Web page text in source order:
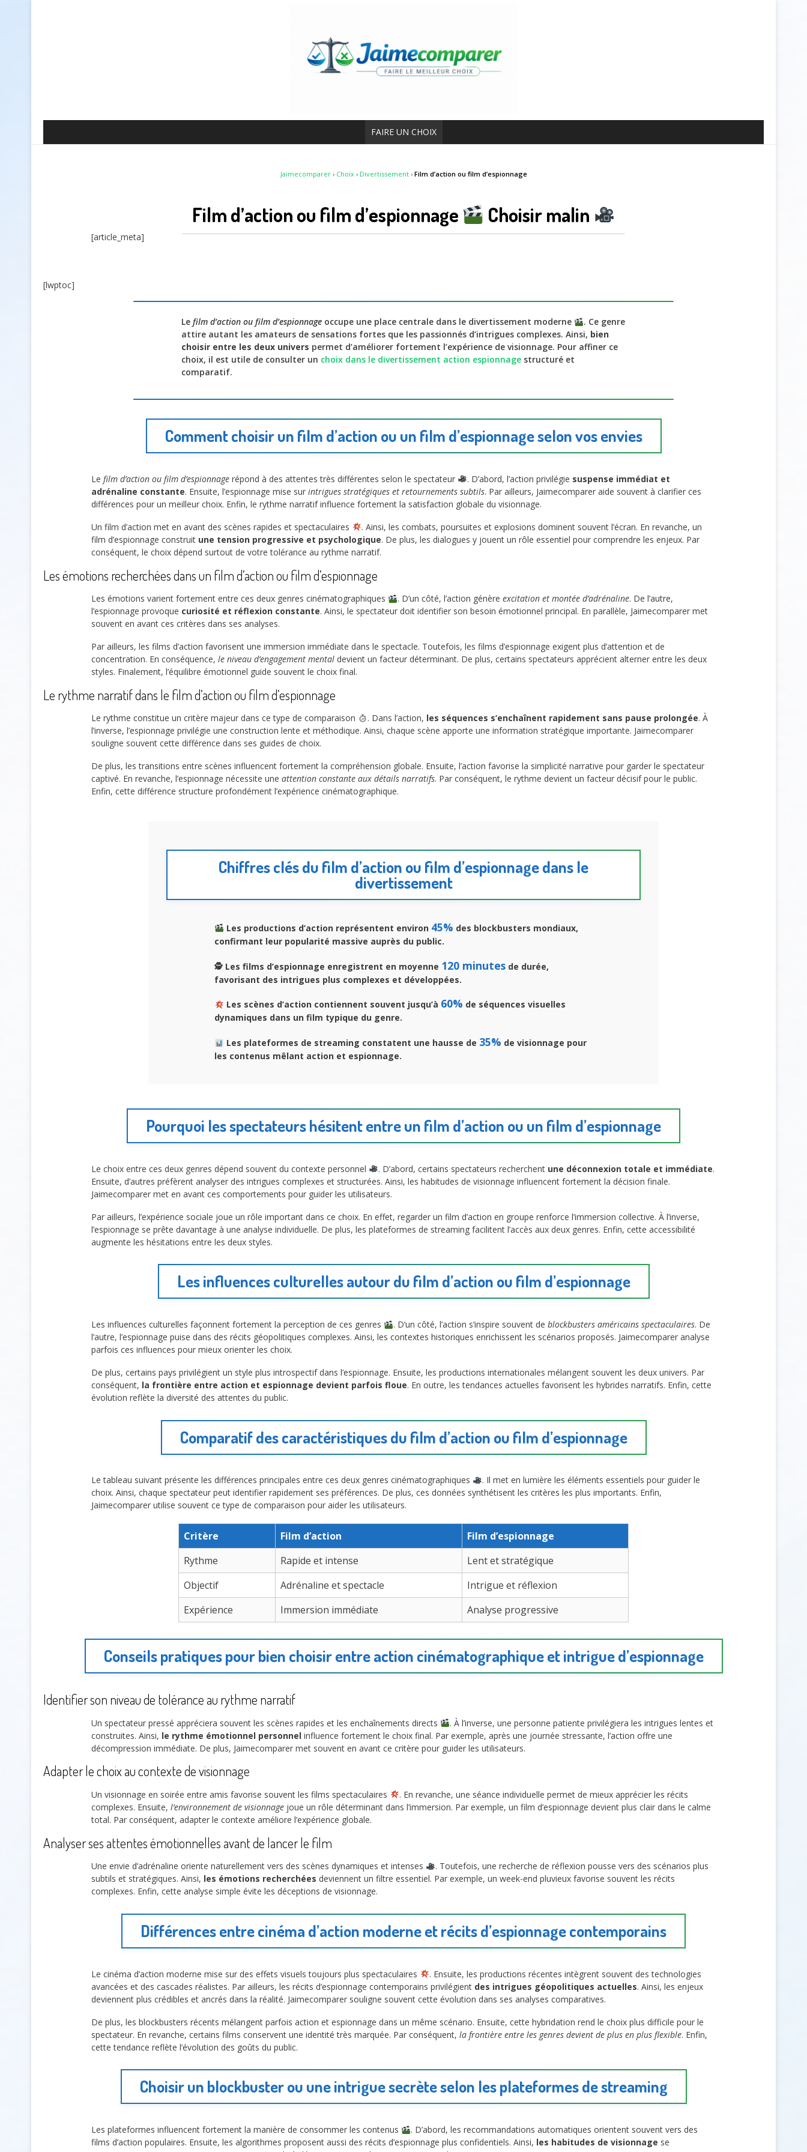
FAIRE UN CHOIX
Jaimecomparer› Choix› Divertissement› Film d’action ou film d’espionnage
Film d’action ou film d’espionnage Choisir malin
[article_meta]
[lwptoc]
Le film d’action ou film d’espionnage occupe une place centrale dans le divertissement moderne
. Ce genre
attire autant les amateurs de sensations fortes que les passionnés d’intrigues complexes. Ainsi, bien
choisir entre les deux univers permet d’améliorer fortement l’expérience de visionnage. Pour affiner ce
choix, il est utile de consulter un choix dans le divertissement action espionnage structuré et
comparatif.
Comment choisir un film d’action ou un film d’espionnage selon vos envies
Le film d’action ou film d’espionnage répond à des attentes très différentes selon le spectateur . D’abord, l’action privilégie suspense immédiat et
adrénaline constante. Ensuite, l’espionnage mise sur intrigues stratégiques et retournements subtils. Par ailleurs, Jaimecomparer aide souvent à clarifier ces
différences pour un meilleur choix. Enfin, le rythme narratif influence fortement la satisfaction globale du visionnage.
Un film d’action met en avant des scènes rapides et spectaculaires
. Ainsi, les combats, poursuites et explosions dominent souvent l’écran. En revanche, un
film d’espionnage construit une tension progressive et psychologique. De plus, les dialogues y jouent un rôle essentiel pour comprendre les enjeux. Par
conséquent, le choix dépend surtout de votre tolérance au rythme narratif.
Les émotions recherchées dans un film d’action ou film d’espionnage
Les émotions varient fortement entre ces deux genres cinématographiques . D’un côté, l’action génère excitation et montée d’adrénaline. De l’autre,
l’espionnage provoque curiosité et réflexion constante. Ainsi, le spectateur doit identifier son besoin émotionnel principal. En parallèle, Jaimecomparer met
souvent en avant ces critères dans ses analyses.
Par ailleurs, les films d’action favorisent une immersion immédiate dans le spectacle. Toutefois, les films d’espionnage exigent plus d’attention et de
concentration. En conséquence, le niveau d’engagement mental devient un facteur déterminant. De plus, certains spectateurs apprécient alterner entre les deux
styles. Finalement, l’équilibre émotionnel guide souvent le choix final.
Le rythme narratif dans le film d’action ou film d’espionnage
Le rythme constitue un critère majeur dans ce type de comparaison . Dans l’action, les séquences s’enchaînent rapidement sans pause prolongée. À
l’inverse, l’espionnage privilégie une construction lente et méthodique. Ainsi, chaque scène apporte une information stratégique importante. Jaimecomparer
souligne souvent cette différence dans ses guides de choix.
De plus, les transitions entre scènes influencent fortement la compréhension globale. Ensuite, l’action favorise la simplicité narrative pour garder le spectateur
captivé. En revanche, l’espionnage nécessite une attention constante aux détails narratifs. Par conséquent, le rythme devient un facteur décisif pour le public.
Enfin, cette différence structure profondément l’expérience cinématographique.
Chiffres clés du film d’action ou film d’espionnage dans le
divertissement
Les productions d’action représentent environ 45% des blockbusters mondiaux,
confirmant leur popularité massive auprès du public.
🕵️ Les films d’espionnage enregistrent en moyenne 120 minutes de durée,
favorisant des intrigues plus complexes et développées.
Les scènes d’action contiennent souvent jusqu’à 60% de séquences visuelles
dynamiques dans un film typique du genre.
Les plateformes de streaming constatent une hausse de 35% de visionnage pour
les contenus mêlant action et espionnage.
Pourquoi les spectateurs hésitent entre un film d’action ou un film d’espionnage
Le choix entre ces deux genres dépend souvent du contexte personnel . D’abord, certains spectateurs recherchent une déconnexion totale et immédiate.
Ensuite, d’autres préfèrent analyser des intrigues complexes et structurées. Ainsi, les habitudes de visionnage influencent fortement la décision finale.
Jaimecomparer met en avant ces comportements pour guider les utilisateurs.
Par ailleurs, l’expérience sociale joue un rôle important dans ce choix. En effet, regarder un film d’action en groupe renforce l’immersion collective. À l’inverse,
l’espionnage se prête davantage à une analyse individuelle. De plus, les plateformes de streaming facilitent l’accès aux deux genres. Enfin, cette accessibilité
augmente les hésitations entre les deux styles.
Les influences culturelles autour du film d’action ou film d’espionnage
Les influences culturelles façonnent fortement la perception de ces genres . D’un côté, l’action s’inspire souvent de blockbusters américains spectaculaires. De
l’autre, l’espionnage puise dans des récits géopolitiques complexes. Ainsi, les contextes historiques enrichissent les scénarios proposés. Jaimecomparer analyse
parfois ces influences pour mieux orienter les choix.
De plus, certains pays privilégient un style plus introspectif dans l’espionnage. Ensuite, les productions internationales mélangent souvent les deux univers. Par
conséquent, la frontière entre action et espionnage devient parfois floue. En outre, les tendances actuelles favorisent les hybrides narratifs. Enfin, cette
évolution reflète la diversité des attentes du public.
Comparatif des caractéristiques du film d’action ou film d’espionnage
Le tableau suivant présente les différences principales entre ces deux genres cinématographiques
. Il met en lumière les éléments essentiels pour guider le
choix. Ainsi, chaque spectateur peut identifier rapidement ses préférences. De plus, ces données synthétisent les critères les plus importants. Enfin,
Jaimecomparer utilise souvent ce type de comparaison pour aider les utilisateurs.
Critère Film d’action
Film d’espionnage
Rythme
Rapide et intense
Lent et stratégique
Objectif
Adrénaline et spectacle
Intrigue et réflexion
Expérience
Immersion immédiate Analyse progressive
Conseils pratiques pour bien choisir entre action cinématographique et intrigue d’espionnage
Identifier son niveau de tolérance au rythme narratif
Un spectateur pressé appréciera souvent les scènes rapides et les enchaînements directs
. À l’inverse, une personne patiente privilégiera les intrigues lentes et
construites. Ainsi, le rythme émotionnel personnel influence fortement le choix final. Par exemple, après une journée stressante, l’action offre une
décompression immédiate. De plus, Jaimecomparer met souvent en avant ce critère pour guider les utilisateurs.
Adapter le choix au contexte de visionnage
Un visionnage en soirée entre amis favorise souvent les films spectaculaires
. En revanche, une séance individuelle permet de mieux apprécier les récits
complexes. Ensuite, l’environnement de visionnage joue un rôle déterminant dans l’immersion. Par exemple, un film d’espionnage devient plus clair dans le calme
total. Par conséquent, adapter le contexte améliore l’expérience globale.
Analyser ses attentes émotionnelles avant de lancer le film
Une envie d’adrénaline oriente naturellement vers des scènes dynamiques et intenses
. Toutefois, une recherche de réflexion pousse vers des scénarios plus
subtils et stratégiques. Ainsi, les émotions recherchées deviennent un filtre essentiel. Par exemple, un week-end pluvieux favorise souvent les récits
complexes. Enfin, cette analyse simple évite les déceptions de visionnage.
Différences entre cinéma d’action moderne et récits d’espionnage contemporains
Le cinéma d’action moderne mise sur des effets visuels toujours plus spectaculaires
. Ensuite, les productions récentes intègrent souvent des technologies
avancées et des cascades réalistes. Par ailleurs, les récits d’espionnage contemporains privilégient des intrigues géopolitiques actuelles. Ainsi, les enjeux
deviennent plus crédibles et ancrés dans la réalité. Jaimecomparer souligne souvent cette évolution dans ses analyses comparatives.
De plus, les blockbusters récents mélangent parfois action et espionnage dans un même scénario. Ensuite, cette hybridation rend le choix plus difficile pour le
spectateur. En revanche, certains films conservent une identité très marquée. Par conséquent, la frontière entre les genres devient de plus en plus flexible. Enfin,
cette tendance reflète l’évolution des goûts du public.
Choisir un blockbuster ou une intrigue secrète selon les plateformes de streaming
Les plateformes influencent fortement la manière de consommer les contenus
. D’abord, les recommandations automatiques orientent souvent vers des
films d’action populaires. Ensuite, les algorithmes proposent aussi des récits d’espionnage plus confidentiels. Ainsi, les habitudes de visionnage se